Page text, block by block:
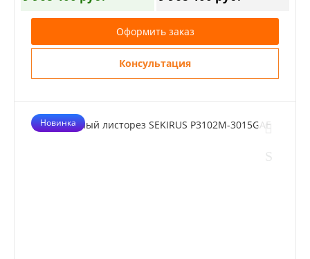
Оформить заказ
Консультация
Новинка